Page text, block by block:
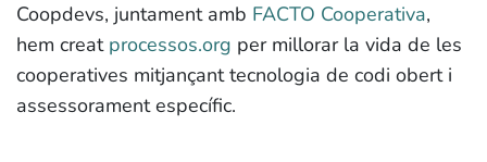
Coopdevs, juntament amb FACTO Cooperativa,
hem creat processos.org per millorar la vida de les
cooperatives mitjançant tecnologia de codi obert i
assessorament específic.